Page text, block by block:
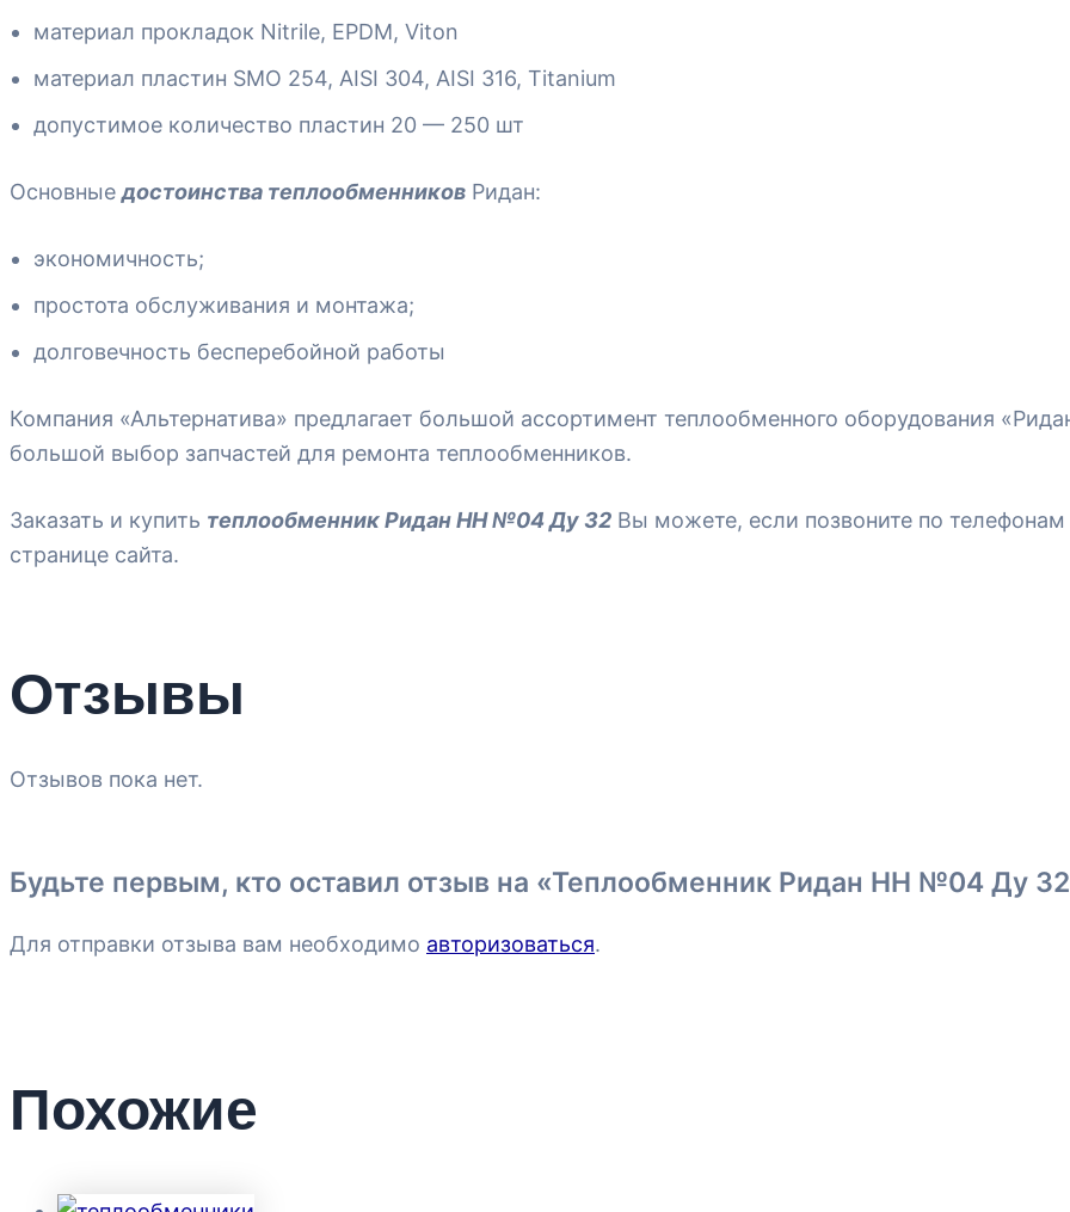
материал прокладок Nitrile, EPDM, Viton
материал пластин SMO 254, AISI 304, AISI 316, Titanium
допустимое количество пластин 20 — 250 шт
Основныедостоинства теплообменников Ридан:
экономичность;
простота обслуживания и монтажа;
долговечность бесперебойной работы
Компания «Альтернатива» предлагает большой ассортимент теплообменного оборудования
большой выбор запчастей для ремонта теплообменников.
Заказать и купить теплообменникРидан НН №04 Ду 32 Вы можете, если позвоните по телефонам
странице сайта.
Отзывы
Отзывов пока нет.
Будьте первым, кто оставил отзыв на «Теплообменник Ридан НН №04 Ду
Для отправки отзыва вам необходимо авторизоваться.
Похожие